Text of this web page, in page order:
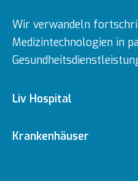
Wir verwandeln
Medizintechnologien in
Liv Hospital
Über uns
Krankenhäuser